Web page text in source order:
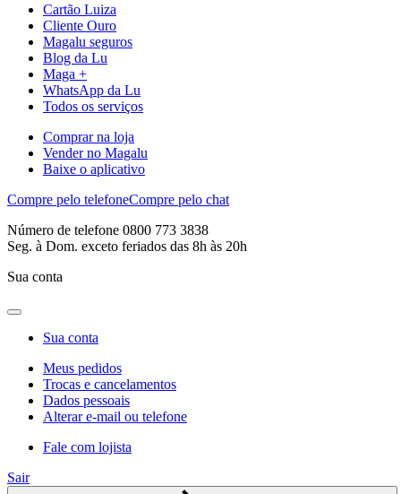
Cartão Luiza
Cliente Ouro
Magalu seguros
Blog da Lu
Maga +
WhatsApp da Lu
Todos os serviços
Comprar na loja
Vender no Magalu
Baixe o aplicativo
Compre pelo telefoneCompre pelo chat
Número de telefone 0800 773 3838
Seg. à Dom. exceto feriados das 8h às 20h
Sua conta
Sua conta
Meus pedidos
Trocas e cancelamentos
Dados pessoais
Alterar e-mail ou telefone
Fale com lojista
Sair